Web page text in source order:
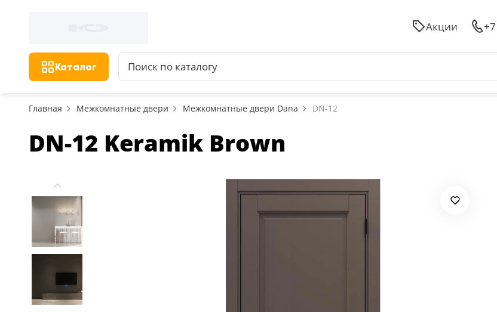
Каталог
Акции
Главная Межкомнатные двери Межкомнатные двери Dana DN-12
DN-12 Keramik Brown